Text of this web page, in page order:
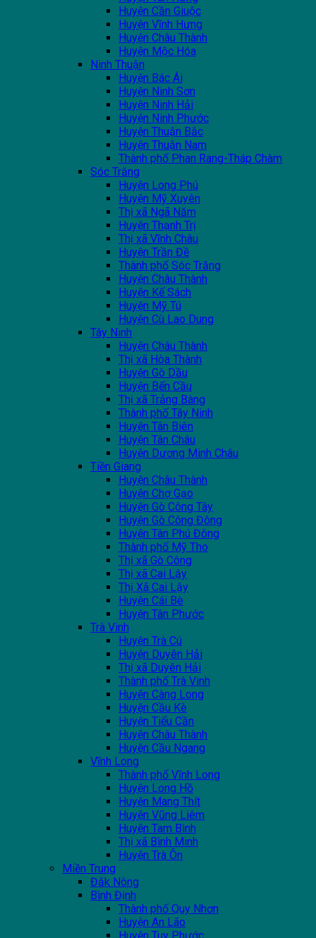
Huyện Cần Giuộc
Huyện Vĩnh Hưng
Huyện Châu Thành
Huyện Mộc Hóa
Ninh Thuận
Huyện Bác Ái
Huyện Ninh Sơn
Huyện Ninh Hải
Huyện Ninh Phước
Huyện Thuận Bắc
Huyện Thuận Nam
Thành phố Phan Rang-Tháp Chàm
Sóc Trăng
Huyện Long Phú
Huyện Mỹ Xuyên
Thị xã Ngã Năm
Huyện Thạnh Trị
Thị xã Vĩnh Châu
Huyện Trần Đề
Thành phố Sóc Trăng
Huyện Châu Thành
Huyện Kế Sách
Huyện Mỹ Tú
Huyện Cù Lao Dung
Tây Ninh
Huyện Châu Thành
Thị xã Hòa Thành
Huyện Gò Dầu
Huyện Bến Cầu
Thị xã Trảng Bàng
Thành phố Tây Ninh
Huyện Tân Biên
Huyện Tân Châu
Huyện Dương Minh Châu
Tiền Giang
Huyện Châu Thành
Huyện Chợ Gạo
Huyện Gò Công Tây
Huyện Gò Công Đông
Huyện Tân Phú Đông
Thành phố Mỹ Tho
Thị xã Gò Công
Thị xã Cai Lậy
Thị Xã Cai Lậy
Huyện Cái Bè
Huyện Tân Phước
Trà Vinh
Huyện Trà Cú
Huyện Duyên Hải
Thị xã Duyên Hải
Thành phố Trà Vinh
Huyện Càng Long
Huyện Cầu Kè
Huyện Tiểu Cần
Huyện Châu Thành
Huyện Cầu Ngang
Vĩnh Long
Thành phố Vĩnh Long
Huyện Long Hồ
Huyện Mang Thít
Huyện Vũng Liêm
Huyện Tam Bình
Thị xã Bình Minh
Huyện Trà Ôn
Miền Trung
Đắk Nông
Bình Định
Thành phố Quy Nhơn
Huyện An Lão